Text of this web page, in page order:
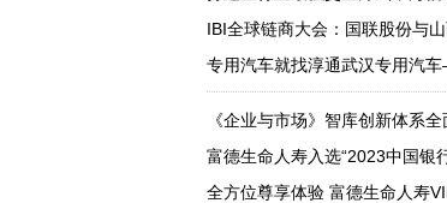
IBI全球链商大会：国联股份与
专用汽车就找淳通武汉专用汽
《企业与市场》智库创新体系
富德生命人寿入选“2023中国银
全方位尊享体验 富德生命人寿